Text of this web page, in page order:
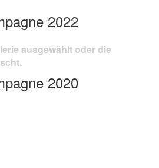
2022
ausgewählt oder die
2020